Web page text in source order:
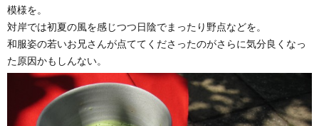
模様を。
対岸では初夏の風を感じつつ日陰でまったり野点などを。
和服姿の若いお兄さんが点ててくださったのがさらに気分良くなっ
た原因かもしんない。